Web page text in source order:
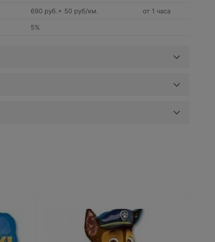
690 руб.+ 50 руб/км. от 1 часа
5%